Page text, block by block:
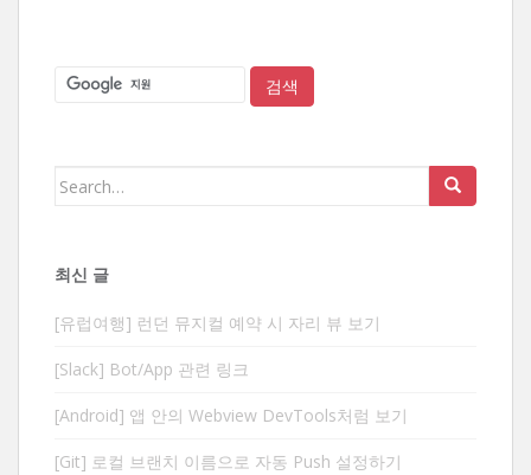
Search
최신 글
[유럽여행] 런던 뮤지컬 예약 시 자리 뷰 보기
[Slack] Bot/App 관련 링크
[Android] 앱 안의 Webview DevTools처럼 보기
[Git] 로컬 브랜치 이름으로 자동 Push 설정하기